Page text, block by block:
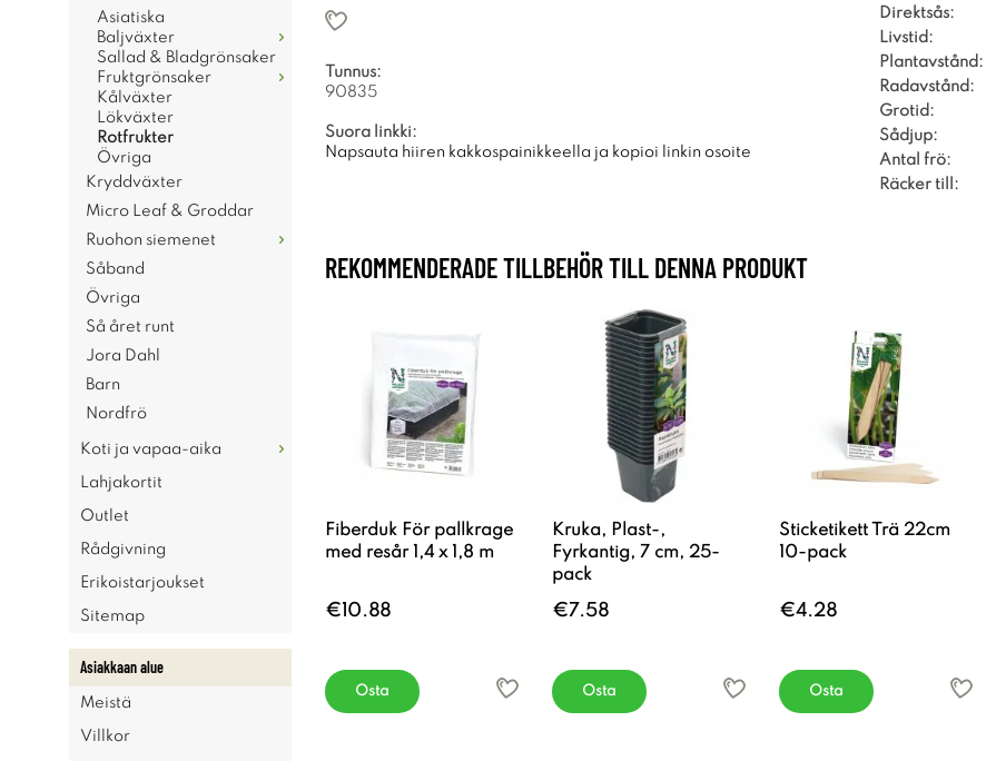
Asiatiska
Baljväxter
Sallad & Bladgrönsaker
Fruktgrönsaker
Kålväxter
Lökväxter
Rotfrukter
Övriga
Kryddväxter
Micro Leaf & Groddar
Ruohon siemenet
Såband
Övriga
Så året runt
Jora Dahl
Barn
Nordfrö
Koti ja vapaa-aika
Lahjakortit
Outlet
Rådgivning
Erikoistarjoukset
Sitemap
Asiakkaan alue
Meistä
Villkor
Direktsås:
Livstid:
Plantavstånd:
Radavstånd:
Grotid:
Sådjup:
Antal frö:
Räcker till:
Tunnus:
90835
Suora linkki:
Napsauta hiiren kakkospainikkeella ja kopioi linkin osoite
REKOMMENDERADE TILLBEHÖR TILL DENNA PRODUKT
Fiberduk För pallkrage
med resår 1,4 x 1,8 m
€10.88
Osta
Kruka, Plast-,
Fyrkantig, 7 cm, 25-
pack
€7.58
Osta
Sticketikett Trä 22cm
10-pack
€4.28
Osta